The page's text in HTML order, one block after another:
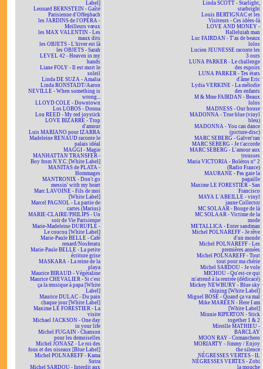
Label]
Leonard BERNSTEIN - Gaîté
Parisienne d'Offenbach
les JARDINS de l'OPÉRA -
Meilleurs vœux
les MAX VALENTIN - Les
maux dits
les OBJETS - L'hiver est là
les OBJETS - Sarah
LEVEL 42 - Heaven in my
hands
Liane FOLY - Il est mort le
soleil
Linda DE SUZA - Amalia
Linda RONSTADT/Aaron
NEVILLE - When something is
wrong...
LLOYD COLE - Downtown
Los LOBOS - Donna
Lou REED - My red joystick
LOVE BIZARRE - Trop
d'amour
Luis MARIANO pour IZARRA
Madeleine RENAUD raconte le
palais idéal
MAGGI - Magie
MANHATTAN TRANSFER -
Boy from N.Y.C. [White Label]
MANITAS de PLATA -
Hommages
MANTRONIX - Don't go
messin' with my heart
Marc LAVOINE - Fils de moi
[White Label]
Marcel PAGNOL - La partie de
cartes (Marius)
MARIE-CLAIRE/PHILIPS - Un
soir de Vie Parisienne
Marie-Madeleine DURUFLÉ -
Le coucou [White Label]
Marie-Paule BELLE - Café
renard/Nosferatu
Marie-Paule BELLE - La petite
écriture grise
MASKARA - La reine de la
playa
Maurice BIRAUD - Végétaline
Maurice CHEVALIER - Si c'est
ça la musique à papa [White
Label]
Maurice DULAC - Du pain
chaque jour [White Label]
Maxime LE FORESTIER - La
visite
Michael JACKSON - One day
in your life
Michel FUGAIN - Chanson
pour les demoiselles
Michel JONASZ - Le roi des
fous et des oiseaux [Blue Label]
Michel POLNAREFF - Kama
Sutra
Michel SARDOU - Interdit aux
Linda SCOTT - Starlight,
starbright
Louis BERTIGNAC et les
Visiteurs - Ces idées-là
LOVE AND MONEY -
Halleluiah man
Luc FAIRDAN - T'as de beaux
lolos
Lucien JEUNESSE raconte les
3 ours
LUNA PARKER - Le challenge
des espoirs
LUNA PARKER - Tes états
d'âme Eric
Lydia VERKINE - La mélodie
des enfants
M & Mme FAIRDAN - Beaux
lolos
MADNESS - Our house
MADONNA - True blue (vinyl
bleu)
MADONNA - You can dance
(picture-disc)
MARC SEBERG - Galver'ran
MARC SEBERG - Je t'accorde
MARC SEBERG - L'amour aux
trousses
Maria VICTORIA - Boléros n° 2
(Radio France)
MAURANE - Pas gaie la
pagaille
Maxime LE FORESTIER - San
Francisco
MAYA L'ABEILLE - vinyl
jaune Collector
MC SOLAAR - Bouge de là
MC SOLAAR - Victime de la
mode
METALLICA - Enter sandman
Michel POLNAREFF - Je rêve
d'un monde
Michel POLNAREFF - Les
premières années
Michel POLNAREFF - Tout
tout pour ma chérie
Michel SARDOU - Je vole
MICHOU - Qu'est-ce qui
m'attend à la rentrée (dédicacé)
Mickey NEWBURY - Blue sky
shining [White Label]
Miguel BOSÉ - Quand ça va mal
Mike MAREEN - Here I am
[White Label]
Minnie RIPERTON - Stick
together 1 & 2
Mireille MATHIEU -
BARCLAY
MOON RAY - Comanchero
MORIARTY - Jimmy / Enjoy
the silence
NÉGRESSES VERTES - IL
NÉGRESSES VERTES - Zobi
la mouche